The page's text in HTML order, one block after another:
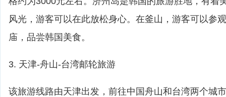
风光，游客可以在此放松身心。在釜山，游客可以参
庙，品尝韩国美食。
3. 天津-舟山-台湾邮轮旅游
该旅游线路由天津出发，前往中国舟山和台湾两个城